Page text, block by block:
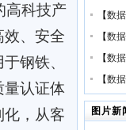
高科技产
效、安全
钢铁、
量认证体
化，从客
【数
【数
【数
【数
图片新